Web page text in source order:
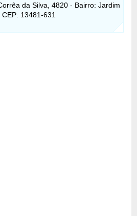
da Silva, 4820 - Bairro: Jardim
13481-631